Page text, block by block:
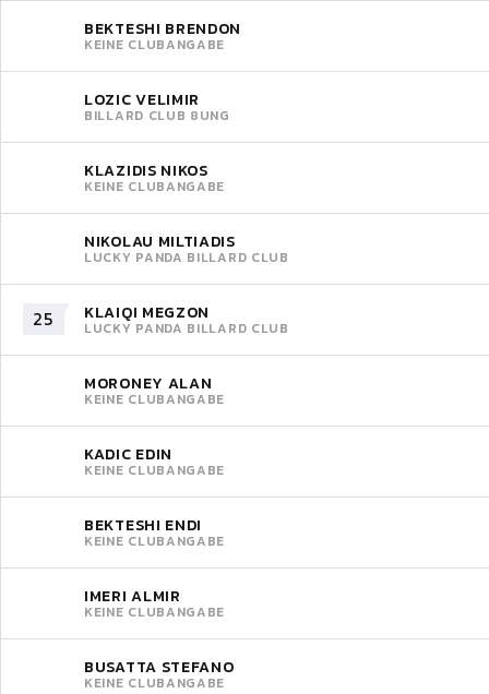
BEKTESHI BRENDON
KEINE CLUBANGABE
LOZIC VELIMIR
BILLARD CLUB 8UNG
KLAZIDIS NIKOS
KEINE CLUBANGABE
NIKOLAU MILTIADIS
LUCKY PANDA BILLARD CLUB
25 KLAIQI MEGZON
LUCKY PANDA BILLARD CLUB
MORONEY ALAN
KEINE CLUBANGABE
KADIC EDIN
KEINE CLUBANGABE
BEKTESHI ENDI
KEINE CLUBANGABE
IMERI ALMIR
KEINE CLUBANGABE
BUSATTA STEFANO
KEINE CLUBANGABE